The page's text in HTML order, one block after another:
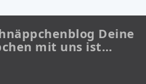
Deine
mit uns ist…